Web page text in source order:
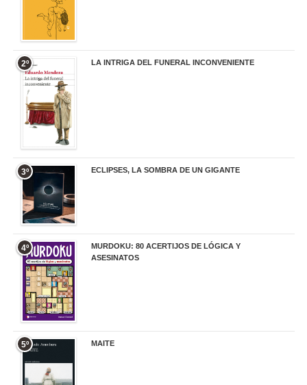
2º LA INTRIGA DEL FUNERAL INCONVENIENTE
3º ECLIPSES, LA SOMBRA DE UN GIGANTE
4º
MURDOKU: 80 ACERTIJOS DE LÓGICA Y
ASESINATOS
5º MAITE